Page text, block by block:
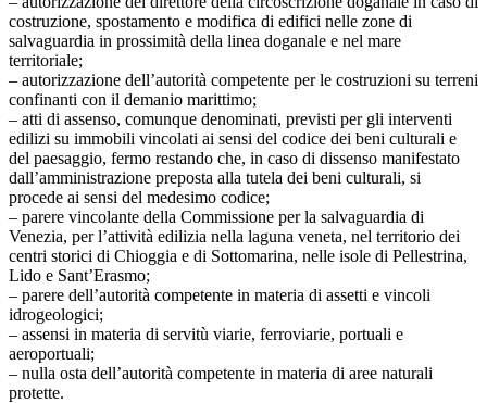
costruzione, spostamento e modifica di edifici nelle zone di
salvaguardia in prossimità della linea doganale e nel mare
territoriale;
– autorizzazione dell’autorità competente per le costruzioni su terreni
confinanti con il demanio marittimo;
– atti di assenso, comunque denominati, previsti per gli interventi
edilizi su immobili vincolati ai sensi del codice dei beni culturali e
del paesaggio, fermo restando che, in caso di dissenso manifestato
dall’amministrazione preposta alla tutela dei beni culturali, si
procede ai sensi del medesimo codice;
– parere vincolante della Commissione per la salvaguardia di
Venezia, per l’attività edilizia nella laguna veneta, nel territorio dei
centri storici di Chioggia e di Sottomarina, nelle isole di Pellestrina,
Lido e Sant’Erasmo;
– parere dell’autorità competente in materia di assetti e vincoli
idrogeologici;
– assensi in materia di servitù viarie, ferroviarie, portuali e
aeroportuali;
– nulla osta dell’autorità competente in materia di aree naturali
protette.